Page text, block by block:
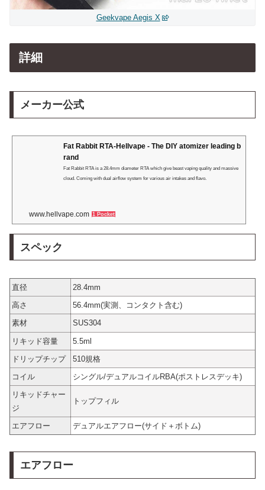
Geekvape Aegis X
詳細
メーカー公式
Fat Rabbit RTA-Hellvape - The DIY atomizer leading b
rand
Fat Rabbit RTA is a 28.4mm diameter RTA which give beast vaping quality and massive
cloud. Coming with dual airflow system for various air intakes and flavo.
www.hellvape.com 1 Pocket
スペック
直径
28.4mm
高さ
56.4mm(実測、コンタクト含む)
素材
SUS304
リキッド容量
5.5ml
ドリップチップ
510規格
コイル
シングル/デュアルコイルRBA(ポストレスデッキ)
リキッドチャー
ジ
トップフィル
エアフロー デュアルエアフロー(サイド＋ボトム)
エアフロー